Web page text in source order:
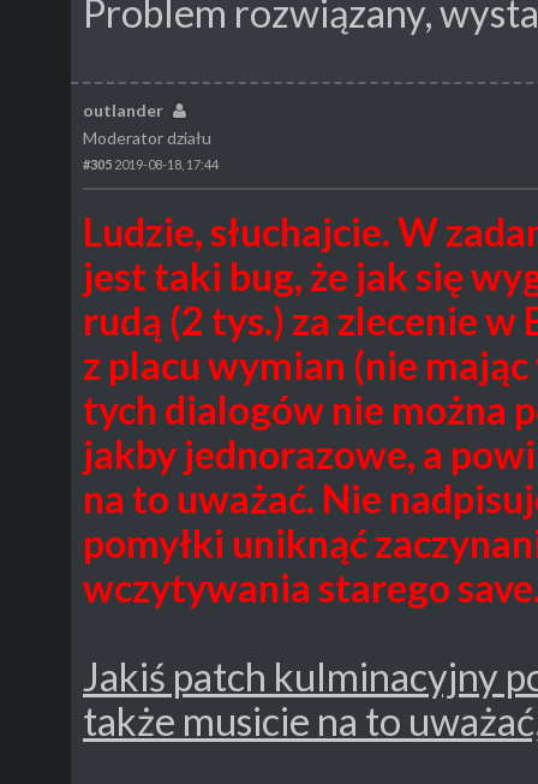
Problem rozwiązany,
outlander
Moderator działu
#305 2019-08-18, 17:44
Ludzie, słuchajcie.W
jest taki bug, że jak się
rudą (2 tys.) za zlecenie
z placu wymian (nie
tych dialogów nie można
jakby jednorazowe, a
na to uważać. Nie
pomyłki uniknąć
wczytywania starego
Jakiś patch kulminacyjny
także musicie na to